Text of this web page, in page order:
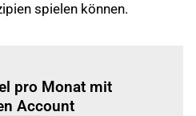
spielen können.
pro Monat mit
Account